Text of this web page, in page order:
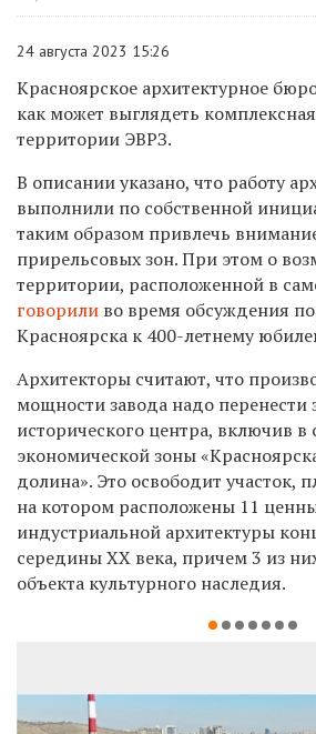
24 августа 2023 15:26
Красноярское архитектурное
как может выглядеть
территории ЭВРЗ.
В описании указано, что работу
выполнили по собственной
таким образом привлечь
прирельсовых зон. При этом о
территории, расположенной в
говорили во время обсуждения
Красноярска к 400-летнему
Архитекторы считают, что
мощности завода надо перенести
исторического центра, включив в
экономической зоны
долина». Это освободит участок,
на котором расположены 11
индустриальной архитектуры
середины ХХ века, причем 3 из
объекта культурного наследия.